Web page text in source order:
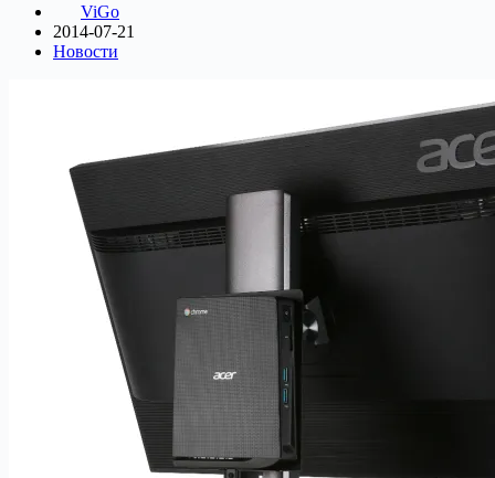
ViGo
2014-07-21
Новости